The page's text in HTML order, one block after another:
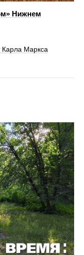
Нижнем
Маркса